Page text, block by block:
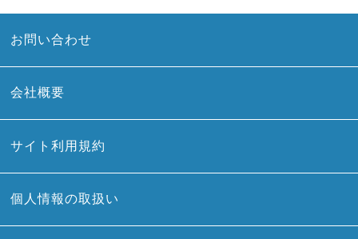
お問い合わせ
会社概要
サイト利用規約
個人情報の取扱い